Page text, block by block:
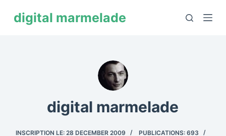
digital marmelade
digital marmelade
INSCRIPTION LE: 28 DECEMBER 2009
PUBLICATIONS: 693